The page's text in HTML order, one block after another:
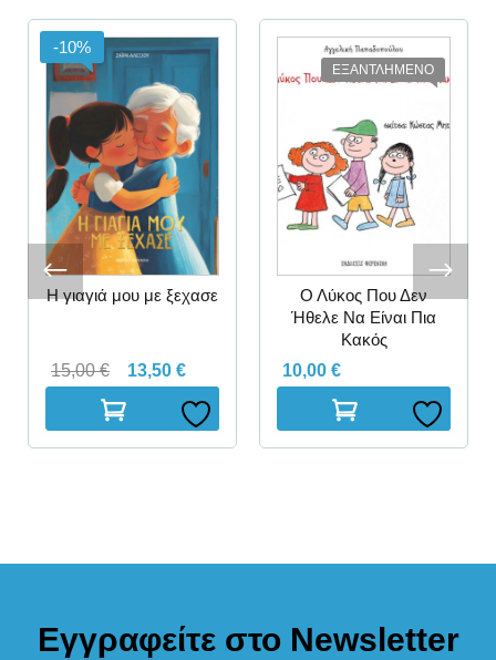
-10%
Η γιαγιά μου με ξεχασε
15,00€ 13,50€
ΕΞΑΝΤΛΗΜΕΝΟ
Ο Λύκος Που Δεν
Ήθελε Να Είναι Πια
Κακός
10,00 €
Εγγραφείτε στο Newsletter